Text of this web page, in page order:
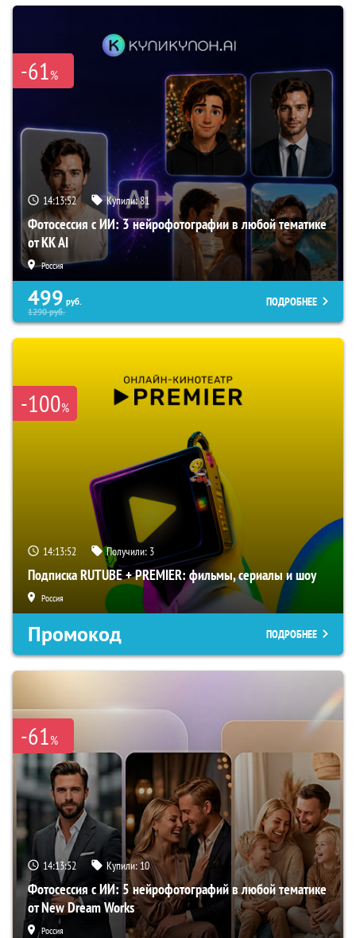
-61%
14:13:51 Купили:81
Фотосессия с ИИ: 3 нейрофотографии в любой тематике
от KK AI
Россия
499 руб.
1290руб.
ПОДРОБНЕЕ
-100%
14:13:51 Получили: 3
Подписка RUTUBE + PREMIER: фильмы, сериалы и шоу
Россия
Промокод ПОДРОБНЕЕ
-61%
14:13:51 Купили:10
Фотосессия с ИИ: 5 нейрофотографий в любой тематике
от New Dream Works
Россия